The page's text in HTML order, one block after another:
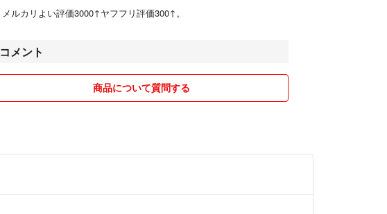
ているのを無理矢理通そうとしたか位です。アクリルとMDFは最薄で
ウス症候群の原因ともなりますので、ご注意ください。
＊売るご予定の商品をそのまま定規に通すことはおやめください。な
メルカリよい評価3000↑ヤフフリ評価300↑。
コメント
商品について質問する